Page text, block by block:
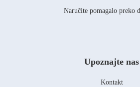
Naručite pomagalo preko
Upoznajte nas
Kontakt